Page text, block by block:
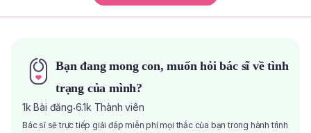
Bạn đang mong con, muốn hỏi bác sĩ về tình
trạng của mình?
1k Bài đăng·6.1k Thành viên
Bác sĩ sẽ trực tiếp giải đáp miễn phí mọi thắc của bạn trong hành trình